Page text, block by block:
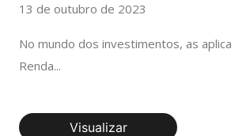
13 de outubro de 2023
No mundo dos investimentos, as
Renda...
Visualizar